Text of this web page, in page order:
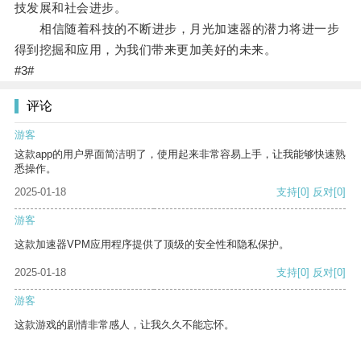
技发展和社会进步。
相信随着科技的不断进步，月光加速器的潜力将进一步
得到挖掘和应用，为我们带来更加美好的未来。
#3#
评论
游客
这款app的用户界面简洁明了，使用起来非常容易上手，让我能够快速熟
悉操作。
2025-01-18
支持[0] 反对[0]
游客
这款加速器VPM应用程序提供了顶级的安全性和隐私保护。
2025-01-18 支持[0] 反对[0]
游客
这款游戏的剧情非常感人，让我久久不能忘怀。